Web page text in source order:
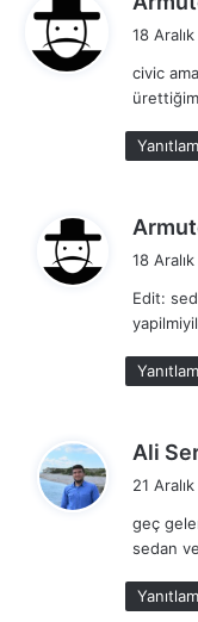
18
civic
18
Edit:
Ali
21
geç
sedan